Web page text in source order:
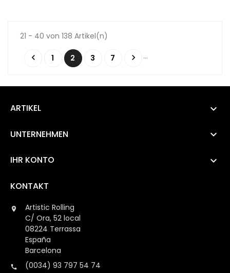
21 - 40 von 138 Artikel(n)
 1 2 3 …
7 
ARTIKEL 
UNTERNEHMEN 
IHR KONTO 
KONTAKT

Artistic Rolling
C/ Ora, 52 local
08224 Terrassa
España
Barcelona
 (0034) 93 797 54 74